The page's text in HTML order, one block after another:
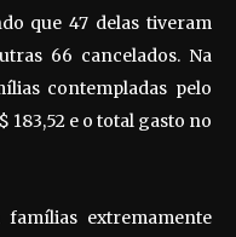
que 47 delas tiveram
66 cancelados. Na
contempladas pelo
183,52 e o total gasto no
extremamente